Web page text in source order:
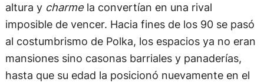
altura y charme la convertían en una rival
imposible de vencer. Hacia fines de los 90 se pasó
al costumbrismo de Polka, los espacios ya no eran
mansiones sino casonas barriales y panaderías,
hasta que su edad la posicionó nuevamente en el